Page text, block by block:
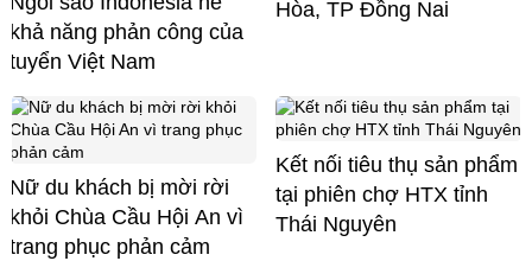
khả năng phản công của
tuyển Việt Nam
Hòa, TP Đồng Nai
Nữ du khách bị mời rời
khỏi Chùa Cầu Hội An vì
trang phục phản cảm
Kết nối tiêu thụ sản phẩm
tại phiên chợ HTX tỉnh
Thái Nguyên